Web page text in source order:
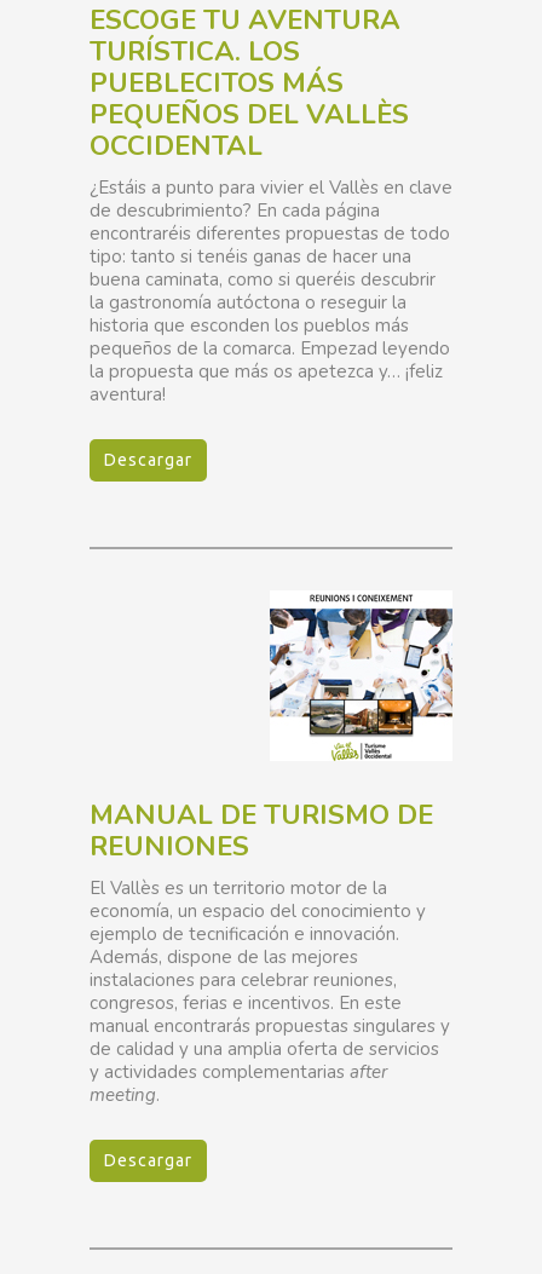
ESCOGE TU AVENTURA
TURÍSTICA. LOS
PUEBLECITOS MÁS
PEQUEÑOS DEL VALLÈS
OCCIDENTAL
¿Estáis a punto para vivier el Vallès en clave
de descubrimiento? En cada página
encontraréis diferentes propuestas de todo
tipo: tanto si tenéis ganas de hacer una
buena caminata, como si queréis descubrir
la gastronomía autóctona o reseguir la
historia que esconden los pueblos más
pequeños de la comarca. Empezad leyendo
la propuesta que más os apetezca y… ¡feliz
aventura!
Descargar
MANUAL DE TURISMO DE
REUNIONES
El Vallès es un territorio motor de la
economía, un espacio del conocimiento y
ejemplo de tecnificación e innovación.
Además, dispone de las mejores
instalaciones para celebrar reuniones,
congresos, ferias e incentivos. En este
manual encontrarás propuestas singulares y
de calidad y una amplia oferta de servicios
y actividades complementarias after
meeting.
Descargar